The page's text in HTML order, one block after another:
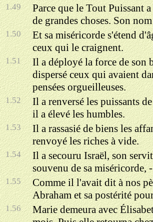
1.49
Parce que le Tout Puissant
de grandes choses. Son
1.50
Et sa miséricorde s'étend
ceux qui le craignent.
1.51
Il a déployé la force de son
dispersé ceux qui avaient
pensées orgueilleuses.
1.52
Il a renversé les puissants
il a élevé les humbles.
1.53
Il a rassasié de biens les
renvoyé les riches à vide.
1.54
Il a secouru Israël, son
souvenu de sa miséricorde, -
1.55
Comme il l'avait dit à nos
Abraham et sa postérité
1.56
Marie demeura avec